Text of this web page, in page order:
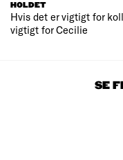
HOLDET
Hvis det er vigtigt for
vigtigt for Cecilie
SE